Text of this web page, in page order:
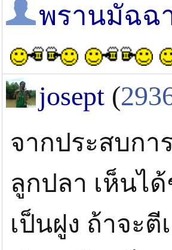
พรานมัฉฉ
josept (
จากประสบก
ลูกปลา เห็นไ
เป็นฝูง ถ้าจะ